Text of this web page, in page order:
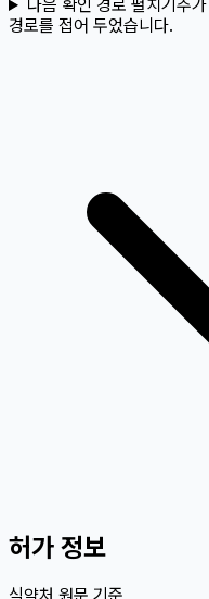
다음 확인 경로 펼치기추
경로를 접어 두었습니다.
허가 정보